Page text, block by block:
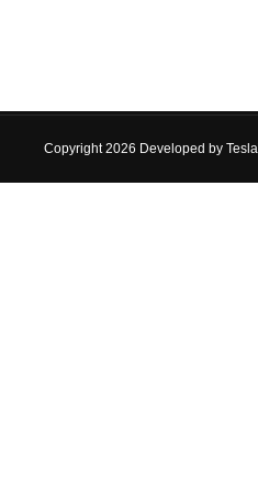
Copyright 2026 Developed by